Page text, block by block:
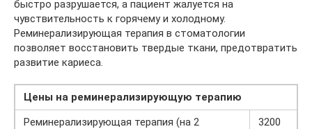
быстро разрушается, а пациент жалуется на
чувствительность к горячему и холодному.
Реминерализирующая терапия в стоматологии
позволяет восстановить твердые ткани, предотвратить
развитие кариеса.
Цены на реминерализирующую терапию
Реминерализирующая терапия (на 2
3200